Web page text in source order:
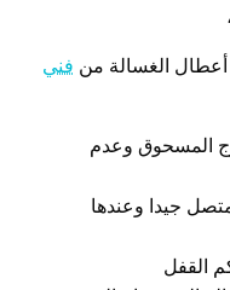
أعطال الغسالة من فني
المسحوق وعدم
جيدا وعندها
القفل